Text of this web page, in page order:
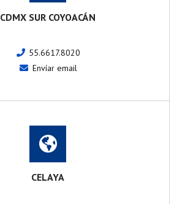
CDMX SUR COYOACÁN
55.6617.8020
Envíar email
CELAYA